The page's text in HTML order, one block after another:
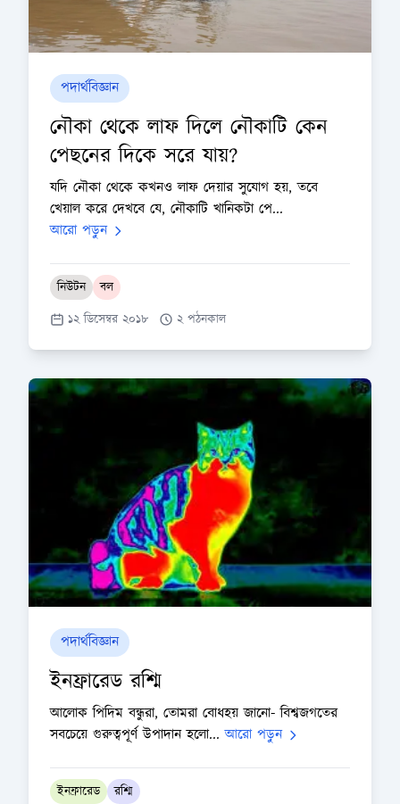
পদার্থবিজ্ঞান
নৌকা থেকে লাফ দিলে নৌকাটি কেন
পেছনের দিকে সরে যায়?
যদি নৌকা থেকে কখনও লাফ দেয়ার সুযোগ হয়, তবে
খেয়াল করে দেখবে যে, নৌকাটি খানিকটা পে...
আরো পড়ুন
নিউটন
বল
১২ ডিসেম্বর ২০১৮
২ পঠনকাল
পদার্থবিজ্ঞান
ইনফ্রারেড রশ্মি
আলোক পিদিম বন্ধুরা, তোমরা বোধহয় জানো- বিশ্বজগতের
সবচেয়ে গুরুত্বপূর্ণ উপাদান হলো...আরো পড়ুন
ইনফ্রারেড
রশ্মি